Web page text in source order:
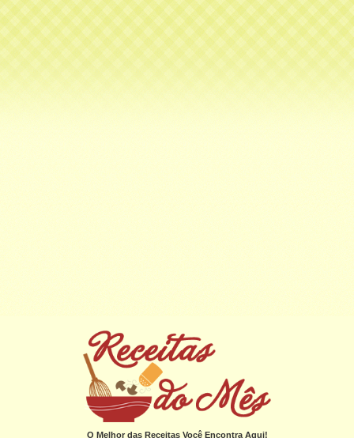
O Melhor das Receitas Você Encontra Aqui!